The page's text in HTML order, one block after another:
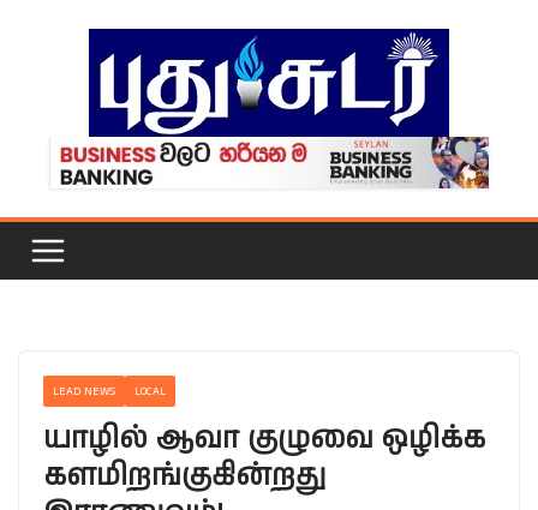
LEAD NEWS LOCAL
யாழில் ஆவா குழுவை ஒழிக்க
களமிறங்குகின்றது